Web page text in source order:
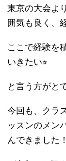
東京の大会よ
囲気も良く、
ここで経験を
いきたい⭐︎
と言う方がと
今回も、クラ
ッスンのメン
んできました！